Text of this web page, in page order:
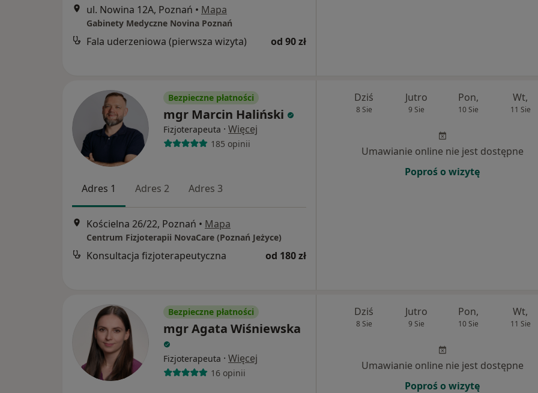
ul. Nowina 12A, Poznań • Mapa
Gabinety Medyczne Novina Poznań
Fala uderzeniowa (pierwsza wizyta) od 90 zł
Bezpieczne płatności
mgr Marcin Haliński
Fizjoterapeuta · Więcej
185 opinii
Adres 1 Adres 2 Adres 3
Kościelna 26/22, Poznań • Mapa
Centrum Fizjoterapii NovaCare (Poznań Jeżyce)
Konsultacja fizjoterapeutyczna od 180 zł
Dziś
8 Sie
Jutro
9 Sie
Pon,
10 Sie
Wt,
11 Sie
Umawianie online nie jest dostępne
Poproś o wizytę
Bezpieczne płatności
mgr Agata Wiśniewska
Fizjoterapeuta · Więcej
16 opinii
Dziś
8 Sie
Jutro
9 Sie
Pon,
10 Sie
Wt,
11 Sie
Umawianie online nie jest dostępne
Poproś o wizytę